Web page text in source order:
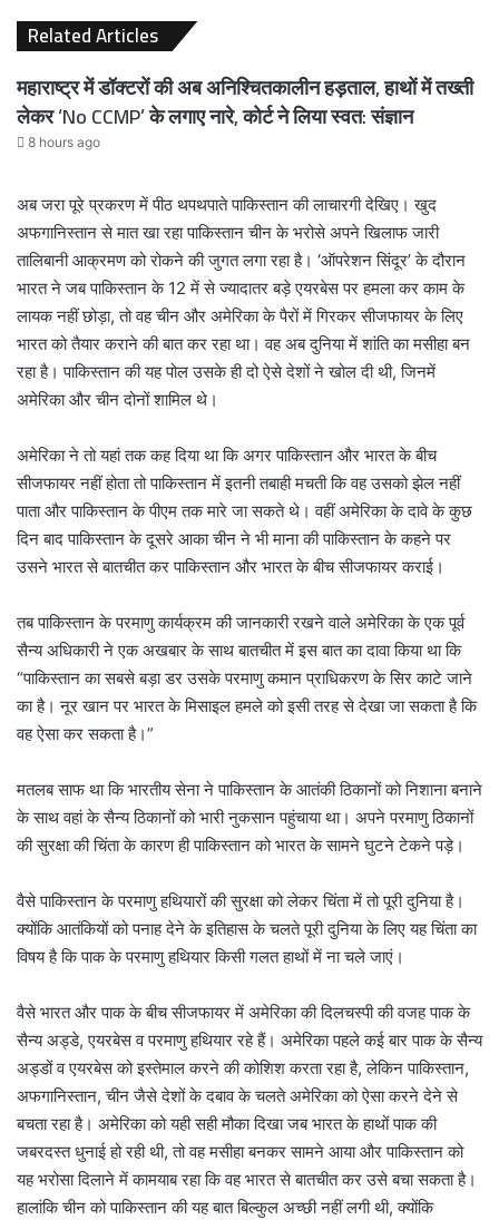
Related Articles
महाराष्ट्र में डॉक्टरों की अब अनिश्चितकालीन हड़ताल, हाथों में तख्ती
लेकर ‘No CCMP’ के लगाए नारे, कोर्ट ने लिया स्वत: संज्ञान
8 hours ago
अब जरा पूरे प्रकरण में पीठ थपथपाते पाकिस्तान की लाचारगी देखिए। खुद
अफगानिस्तान से मात खा रहा पाकिस्तान चीन के भरोसे अपने खिलाफ जारी
तालिबानी आक्रमण को रोकने की जुगत लगा रहा है। ‘ऑपरेशन सिंदूर’ के दौरान
भारत ने जब पाकिस्तान के 12 में से ज्यादातर बड़े एयरबेस पर हमला कर काम के
लायक नहीं छोड़ा, तो वह चीन और अमेरिका के पैरों में गिरकर सीजफायर के लिए
भारत को तैयार कराने की बात कर रहा था। वह अब दुनिया में शांति का मसीहा बन
रहा है। पाकिस्तान की यह पोल उसके ही दो ऐसे देशों ने खोल दी थी, जिनमें
अमेरिका और चीन दोनों शामिल थे।
अमेरिका ने तो यहां तक कह दिया था कि अगर पाकिस्तान और भारत के बीच
सीजफायर नहीं होता तो पाकिस्तान में इतनी तबाही मचती कि वह उसको झेल नहीं
पाता और पाकिस्तान के पीएम तक मारे जा सकते थे। वहीं अमेरिका के दावे के कुछ
दिन बाद पाकिस्तान के दूसरे आका चीन ने भी माना की पाकिस्तान के कहने पर
उसने भारत से बातचीत कर पाकिस्तान और भारत के बीच सीजफायर कराई।
तब पाकिस्तान के परमाणु कार्यक्रम की जानकारी रखने वाले अमेरिका के एक पूर्व
सैन्य अधिकारी ने एक अखबार के साथ बातचीत में इस बात का दावा किया था कि
“पाकिस्तान का सबसे बड़ा डर उसके परमाणु कमान प्राधिकरण के सिर काटे जाने
का है। नूर खान पर भारत के मिसाइल हमले को इसी तरह से देखा जा सकता है कि
वह ऐसा कर सकता है।”
मतलब साफ था कि भारतीय सेना ने पाकिस्तान के आतंकी ठिकानों को निशाना बनाने
के साथ वहां के सैन्य ठिकानों को भारी नुकसान पहुंचाया था। अपने परमाणु ठिकानों
की सुरक्षा की चिंता के कारण ही पाकिस्तान को भारत के सामने घुटने टेकने पड़े।
वैसे पाकिस्तान के परमाणु हथियारों की सुरक्षा को लेकर चिंता में तो पूरी दुनिया है।
क्योंकि आतंकियों को पनाह देने के इतिहास के चलते पूरी दुनिया के लिए यह चिंता का
विषय है कि पाक के परमाणु हथियार किसी गलत हाथों में ना चले जाएं।
वैसे भारत और पाक के बीच सीजफायर में अमेरिका की दिलचस्पी की वजह पाक के
सैन्य अड्डे, एयरबेस व परमाणु हथियार रहे हैं। अमेरिका पहले कई बार पाक के सैन्य
अड्डों व एयरबेस को इस्तेमाल करने की कोशिश करता रहा है, लेकिन पाकिस्तान,
अफगानिस्तान, चीन जैसे देशों के दबाव के चलते अमेरिका को ऐसा करने देने से
बचता रहा है। अमेरिका को यही सही मौका दिखा जब भारत के हाथों पाक की
जबरदस्त धुनाई हो रही थी, तो वह मसीहा बनकर सामने आया और पाकिस्तान को
यह भरोसा दिलाने में कामयाब रहा कि वह भारत से बातचीत कर उसे बचा सकता है।
हालांकि चीन को पाकिस्तान की यह बात बिल्कुल अच्छी नहीं लगी थी, क्योंकि